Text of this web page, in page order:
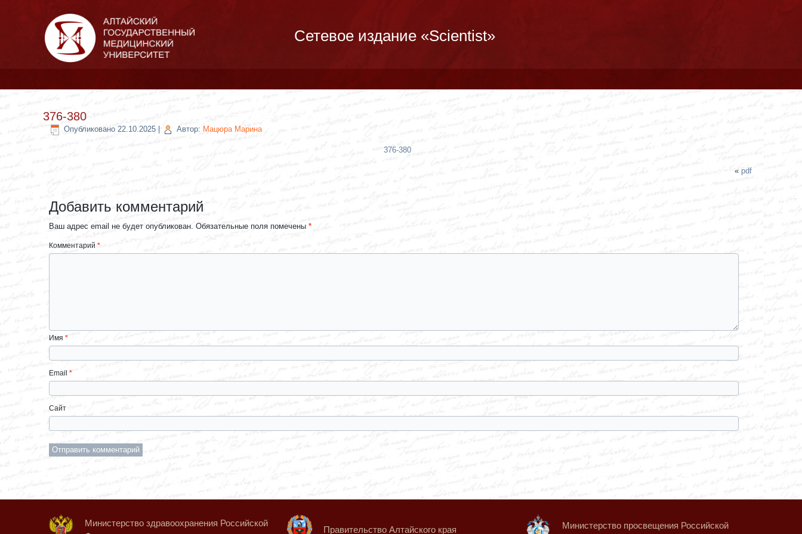
Сетевое издание «Scientist»
376-380
Опубликовано 22.10.2025 Автор: Мацюра Марина
376-380
« pdf
Добавить комментарий
Ваш адрес email не будет опубликован. Обязательные поля помечены *
Комментарий *
Имя *
Email *
Сайт
Министерство здравоохранения Российской
Правительство Алтайского края Министерство просвещения Российской